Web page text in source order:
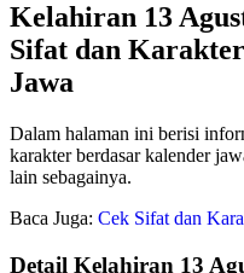
Kelahiran 13
Sifat dan
Jawa
Dalam halaman ini berisi
karakter berdasar kalender
lain sebagainya.
Baca Juga: Cek Sifat dan
Detail Kelahiran 13